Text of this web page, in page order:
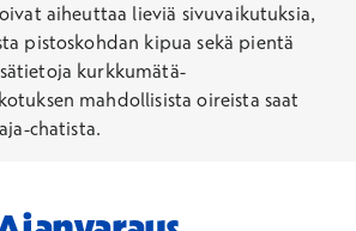
edellyttää kolme
kattaa yhden rokotuskäynnin.
aiheuttaa lieviä sivuvaikutuksia,
pistoskohdan kipua sekä pientä
kurkkumätä-
mahdollisista oireista saat
chatista.